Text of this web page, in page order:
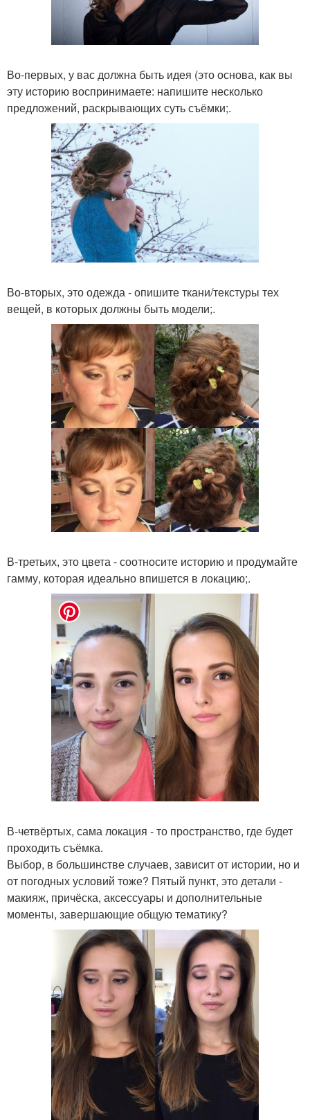
Во-первых, у вас должна быть идея (это основа, как вы
эту историю воспринимаете: напишите несколько
предложений, раскрывающих суть съёмки;.
Во-вторых, это одежда - опишите ткани/текстуры тех
вещей, в которых должны быть модели;.
В-третьих, это цвета - соотносите историю и продумайте
гамму, которая идеально впишется в локацию;.
В-четвёртых, сама локация - то пространство, где будет
проходить съёмка.
Выбор, в большинстве случаев, зависит от истории, но и
от погодных условий тоже? Пятый пункт, это детали -
макияж, причёска, аксессуары и дополнительные
моменты, завершающие общую тематику?